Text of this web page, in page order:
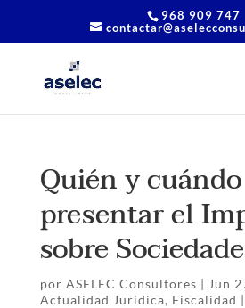
968 909 747
Quién y cuándo
presentar el
sobre
por ASELEC Consultores | Jun
Actualidad Jurídica, Fiscalidad |